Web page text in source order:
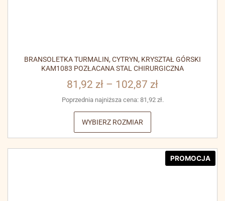
BRANSOLETKA TURMALIN, CYTRYN, KRYSZTAŁ GÓRSKI
KAM1083 POZŁACANA STAL CHIRURGICZNA
81,92 zł – 102,87 zł
Poprzednia najniższa cena: 81,92 zł.
WYBIERZ ROZMIAR
PROMOCJA